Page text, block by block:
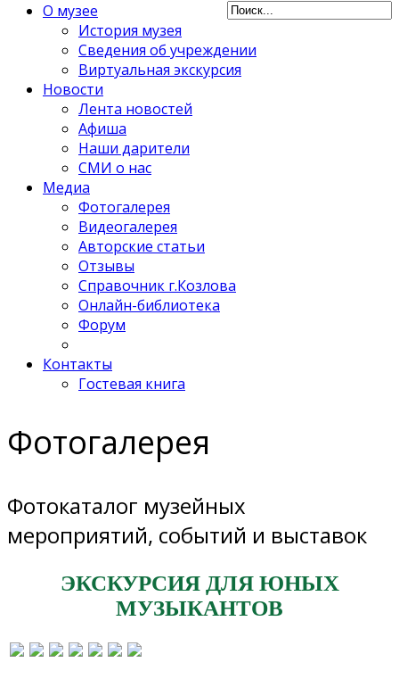
О музее
История музея
Сведения об учреждении
Виртуальная экскурсия
Новости
Лента новостей
Афиша
Наши дарители
СМИ о нас
Медиа
Фотогалерея
Видеогалерея
Авторские статьи
Отзывы
Справочник г.Козлова
Онлайн-библиотека
Форум
Контакты
Гостевая книга
Фотогалерея
Фотокаталог музейных
мероприятий, событий и выставок
ЭКСКУРСИЯ ДЛЯ ЮНЫХ
МУЗЫКАНТОВ